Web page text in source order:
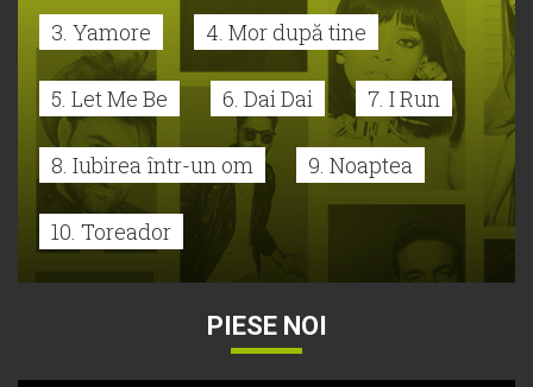
3. Yamore 4. Mor după tine
5. Let Me Be 6. Dai Dai 7. I Run
8. Iubirea într-un om 9. Noaptea
10. Toreador
PIESE NOI